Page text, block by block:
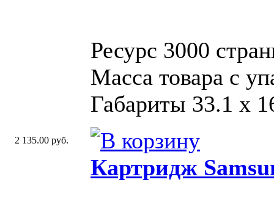
Ресурс 3000
Масса товара с
Габариты 33.1 х
2 135.00 руб.
Картридж